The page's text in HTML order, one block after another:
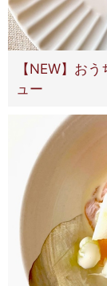
【NEW】お
ュー